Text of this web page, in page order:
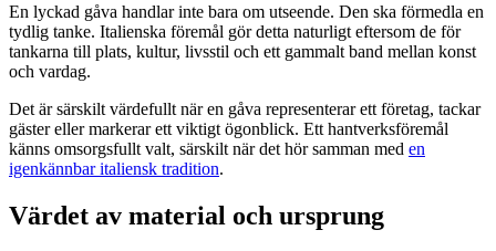
En lyckad gåva handlar inte bara om utseende. Den ska förmedla en
tydlig tanke. Italienska föremål gör detta naturligt eftersom de för
tankarna till plats, kultur, livsstil och ett gammalt band mellan konst
och vardag.
Det är särskilt värdefullt när en gåva representerar ett företag, tackar
gäster eller markerar ett viktigt ögonblick. Ett hantverksföremål
känns omsorgsfullt valt, särskilt när det hör samman med en
igenkännbar italiensk tradition.
Värdet av material och ursprung